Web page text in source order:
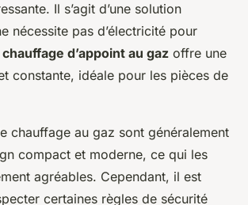
Il s’agit d’une solution
nécessite pas d’électricité pour
chauffage d’appoint au gaz offre une
constante, idéale pour les pièces de
chauffage au gaz sont généralement
compact et moderne, ce qui les
agréables. Cependant, il est
certaines règles de sécurité